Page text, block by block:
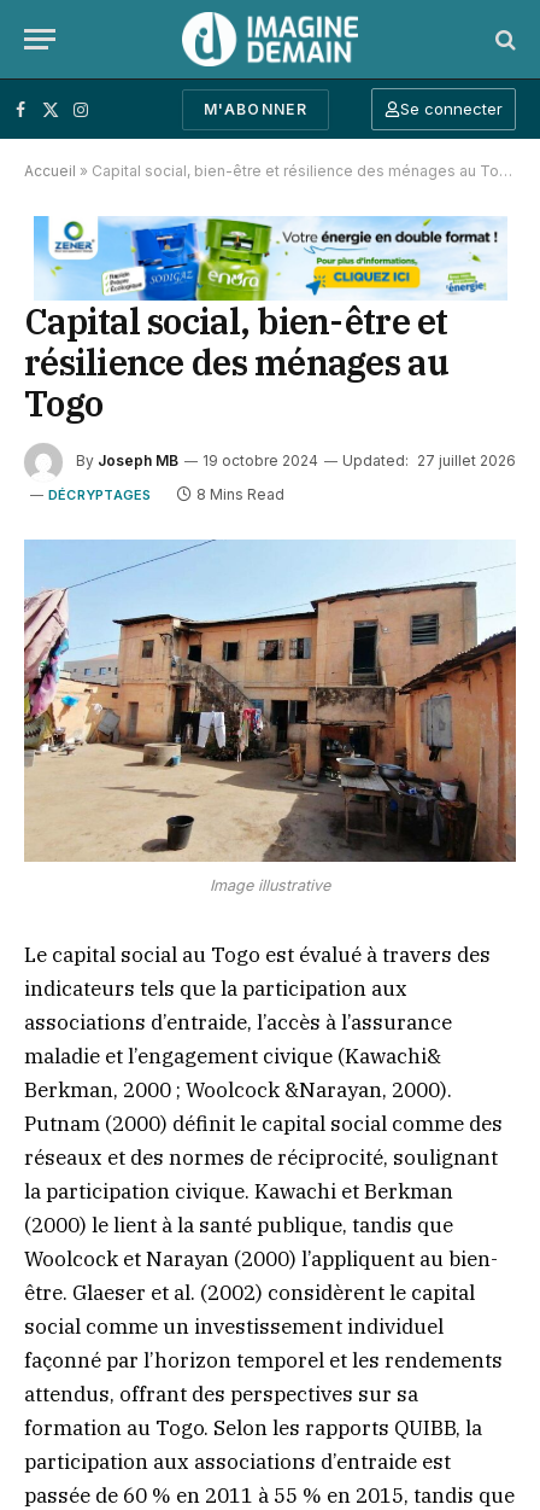
Facebook
X (Twitter)
Instagram
M'ABONNER Se connecter
Accueil » Capital social, bien-être et résilience des ménages au Togo
Capital social, bien-être et
résilience des ménages au
Togo
By Joseph MB 19 octobre 2024 Updated: 27 juillet 2026
DÉCRYPTAGES 8 Mins Read
Image illustrative
Le capital social au Togo est évalué à travers des
indicateurs tels que la participation aux
associations d’entraide, l’accès à l’assurance
maladie et l’engagement civique (Kawachi&
Berkman, 2000 ; Woolcock &Narayan, 2000).
Putnam (2000) définit le capital social comme des
réseaux et des normes de réciprocité, soulignant
la participation civique. Kawachi et Berkman
(2000) le lient à la santé publique, tandis que
Woolcock et Narayan (2000) l’appliquent au bien-
être. Glaeser et al. (2002) considèrent le capital
social comme un investissement individuel
façonné par l’horizon temporel et les rendements
attendus, offrant des perspectives sur sa
formation au Togo. Selon les rapports QUIBB, la
participation aux associations d’entraide est
passée de 60 % en 2011 à 55 % en 2015, tandis que